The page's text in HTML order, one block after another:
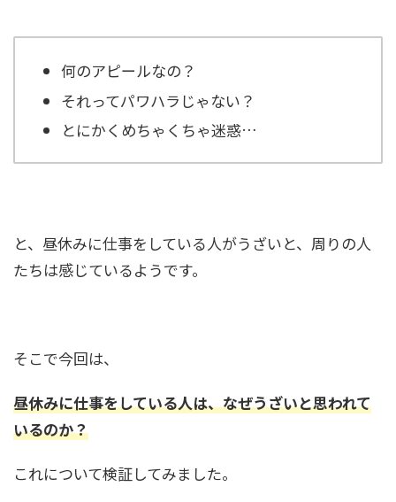
何のアピールなの？
それってパワハラじゃない？
とにかくめちゃくちゃ迷惑…
と、昼休みに仕事をしている人がうざいと、周りの人
たちは感じているようです。
そこで今回は、
昼休みに仕事をしている人は、なぜうざいと思われて
いるのか？
これについて検証してみました。